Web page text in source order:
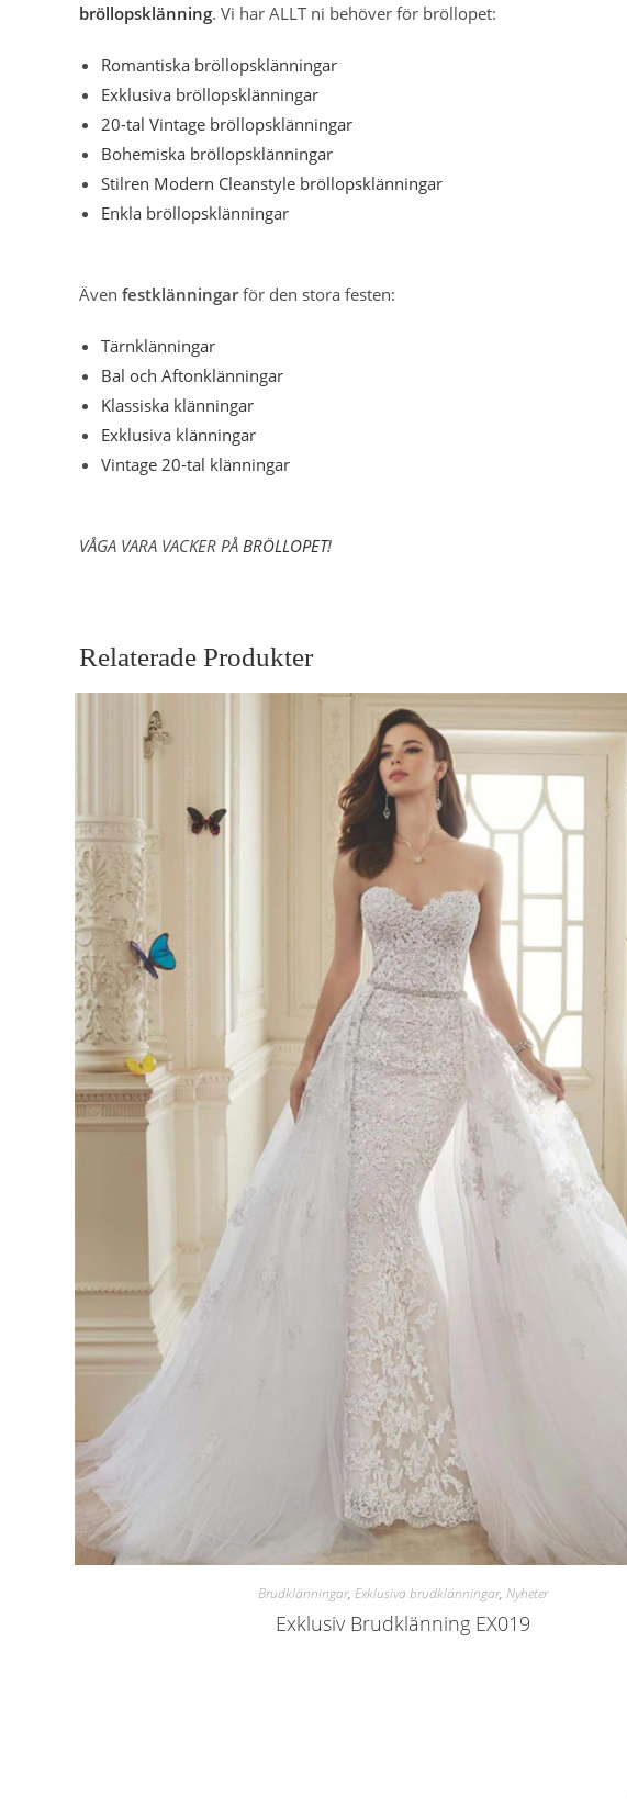
bröllopsklänning. Vi har ALLT ni behöver för bröllopet:
Romantiska bröllopsklänningar
Exklusiva bröllopsklänningar
20-tal Vintage bröllopsklänningar
Bohemiska bröllopsklänningar
Stilren Modern Cleanstyle bröllopsklänningar
Enkla bröllopsklänningar
Även festklänningarför den stora festen:
Tärnklänningar
Bal och Aftonklänningar
Klassiska klänningar
Exklusiva klänningar
Vintage 20-tal klänningar
VÅGA VARA VACKER PÅ BRÖLLOPET!
Relaterade Produkter
Brudklänningar, Exklusiva brudklänningar, Nyheter
Exklusiv Brudklänning EX019